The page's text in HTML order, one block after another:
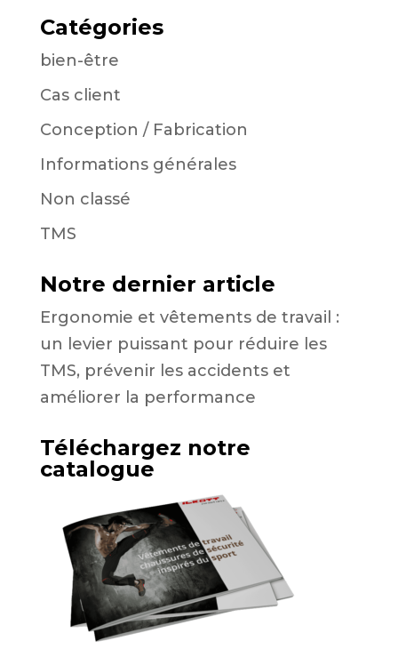
Catégories
bien-être
Cas client
Conception / Fabrication
Informations générales
Non classé
TMS
Notre dernier article
Ergonomie et vêtements de travail :
un levier puissant pour réduire les
TMS, prévenir les accidents et
améliorer la performance
Téléchargez notre
catalogue